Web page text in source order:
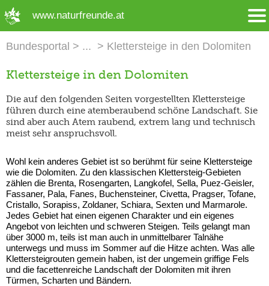
www.naturfreunde.at
Bundesportal Klettersteige in den Dolomiten
Klettersteige in den Dolomiten
Die auf den folgenden Seiten vorgestellten Klettersteige
führen durch eine atemberaubend schöne Landschaft. Sie
sind aber auch Atem raubend, extrem lang und technisch
meist sehr anspruchsvoll.
Wohl kein anderes Gebiet ist so berühmt für seine Klettersteige
wie die Dolomiten. Zu den klassischen Klettersteig-Gebieten
zählen die Brenta, Rosengarten, Langkofel, Sella, Puez-Geisler,
Fassaner, Pala, Fanes, Buchensteiner, Civetta, Pragser, Tofane,
Cristallo, Sorapiss, Zoldaner, Schiara, Sexten und Marmarole.
Jedes Gebiet hat einen eigenen Charakter und ein eigenes
Angebot von leichten und schweren Steigen. Teils gelangt man
über 3000 m, teils ist man auch in unmittelbarer Talnähe
unterwegs und muss im Sommer auf die Hitze achten. Was alle
Klettersteigrouten gemein haben, ist der ungemein griffige Fels
und die facettenreiche Landschaft der Dolomiten mit ihren
Türmen, Scharten und Bändern.